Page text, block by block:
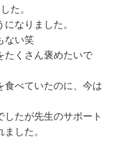
た。
なりました。
ない笑
たくさん褒めたいで
食べていたのに、今は
たが先生のサポート
した。